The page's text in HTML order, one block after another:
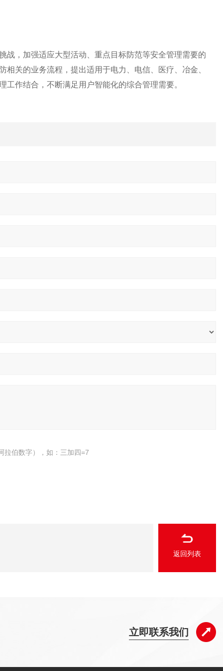
战，加强适应大型活动、重点目标防范等安全管理需要的
关的业务流程，提出适用于电力、电信、医疗、冶金、
作结合，不断满足用户智能化的综合管理需要。
拉伯数字），如：三加四=7
返回列表
立即联系我们